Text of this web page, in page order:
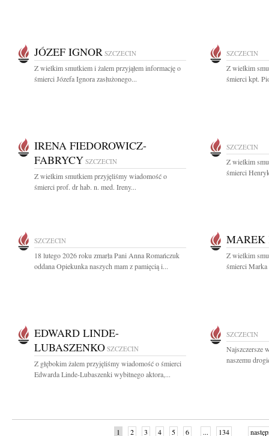
JÓZEF IGNOR SZCZECIN
Z wielkim smutkiem i żalem przyjąłem informację o
śmierci Józefa Ignora zasłużonego...
SZCZECIN
Z wielkim
śmierci kpt.
IRENA FIEDOROWICZ-
FABRYCY SZCZECIN
Z wielkim smutkiem przyjęliśmy wiadomość o
śmierci prof. dr hab. n. med. Ireny...
SZCZECIN
Z wielkim
śmierci
SZCZECIN
18 lutego 2026 roku zmarła Pani Anna Romańczuk
oddana Opiekunka naszych mam z pamięcią i...
Z wielkim
śmierci Marka
EDWARD LINDE-
LUBASZENKO SZCZECIN
Z głębokim żalem przyjęliśmy wiadomość o śmierci
Edwarda Linde-Lubaszenki wybitnego aktora,...
SZCZECIN
Najszczersze
naszemu
1 2 3 4 5 6 ... 134